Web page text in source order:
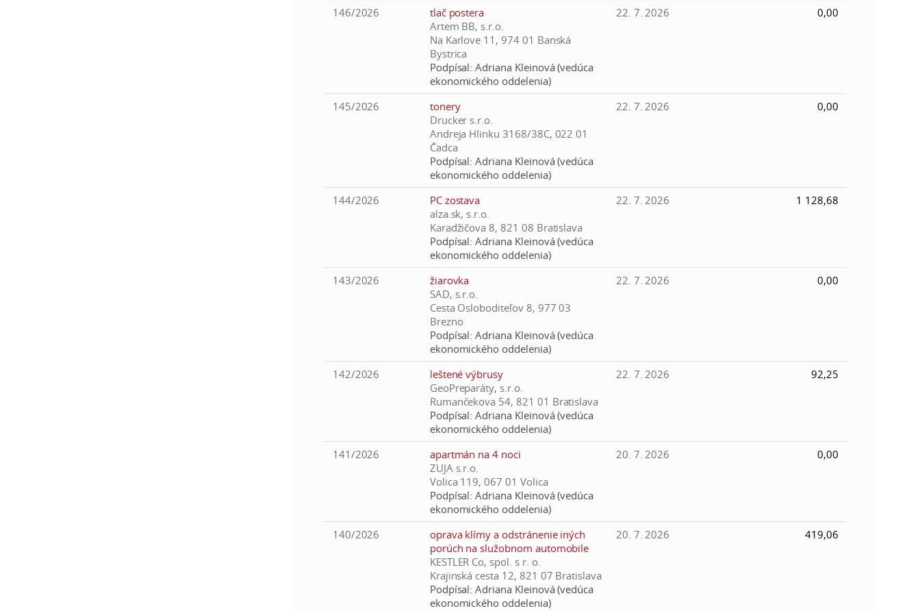
146/2026
tlač postera
Artem BB, s.r.o.
Na Karlove 11, 974 01 Banská
Bystrica
Podpísal: Adriana Kleinová (vedúca
ekonomického oddelenia)
22. 7. 2026 0,00
145/2026
tonery
Drucker s.r.o.
Andreja Hlinku 3168/38C, 022 01
Čadca
Podpísal: Adriana Kleinová (vedúca
ekonomického oddelenia)
22. 7. 2026 0,00
144/2026
PC zostava
alza.sk, s.r.o.
Karadžičova 8, 821 08 Bratislava
Podpísal: Adriana Kleinová (vedúca
ekonomického oddelenia)
22. 7. 2026 1 128,68
143/2026
žiarovka
SAD, s.r.o.
Cesta Osloboditeľov 8, 977 03
Brezno
Podpísal: Adriana Kleinová (vedúca
ekonomického oddelenia)
22. 7. 2026 0,00
142/2026
leštené výbrusy
GeoPreparáty, s.r.o.
Rumančekova 54, 821 01 Bratislava
Podpísal: Adriana Kleinová (vedúca
ekonomického oddelenia)
22. 7. 2026 92,25
141/2026
apartmán na 4 noci
ZUJA s.r.o.
Volica 119, 067 01 Volica
Podpísal: Adriana Kleinová (vedúca
ekonomického oddelenia)
20. 7. 2026 0,00
140/2026
oprava klímy a odstránenie iných
porúch na služobnom automobile
KESTLER Co, spol. s r. o.
Krajinská cesta 12, 821 07 Bratislava
Podpísal: Adriana Kleinová (vedúca
ekonomického oddelenia)
20. 7. 2026 419,06